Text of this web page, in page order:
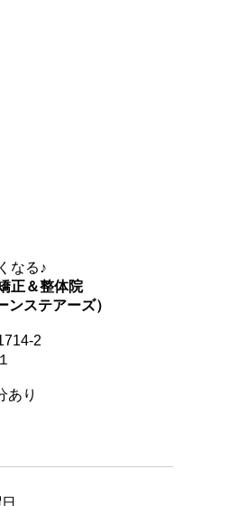
なる♪
正＆整体院
ステアーズ）
2
あり